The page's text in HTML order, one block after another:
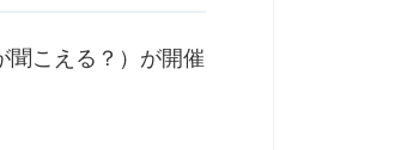
聞こえる？）が開催